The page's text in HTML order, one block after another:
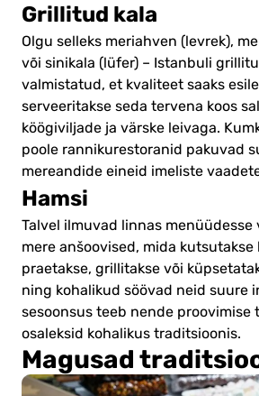
Grillitud kala
Olgu selleks meriahven (levrek),
või sinikala (lüfer) – Istanbuli
valmistatud, et kvaliteet saaks
serveeritakse seda tervena koos
köögiviljade ja värske leivaga.
poole rannikurestoranid pakuvad
mereandide eineid imeliste
Hamsi
Talvel ilmuvad linnas menüüdesse
mere anšoovised, mida kutsutakse
praetakse, grillitakse või
ning kohalikud söövad neid suure
sesoonsus teeb nende proovimise
osaleksid kohalikus traditsioonis.
Magusad